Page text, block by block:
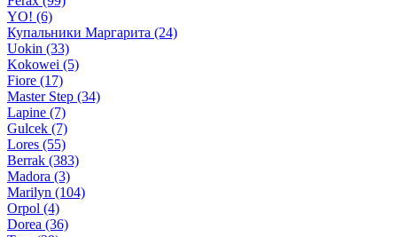
YO! (6)
Купальники Маргарита (24)
Uokin (33)
Kokowei (5)
Fiore (17)
Master Step (34)
Lapine (7)
Gulcek (7)
Lores (55)
Berrak (383)
Madora (3)
Marilyn (104)
Orpol (4)
Dorea (36)